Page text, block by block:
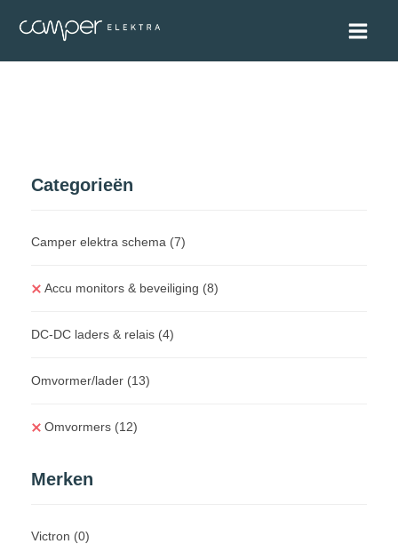
Categorieën
Camper elektra schema (7)
Accu monitors & beveiliging (8)
DC-DC laders & relais (4)
Omvormer/lader (13)
Omvormers (12)
Merken
Victron (0)